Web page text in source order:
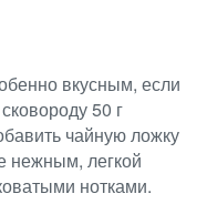
вкусным, если
50 г
чайную ложку
нежным, легкой
нотками.